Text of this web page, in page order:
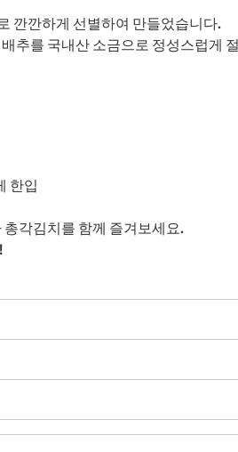
깐깐하게 선별하여 만들었습니다.
추를 국내산 소금으로 정성스럽게
한입
각김치를 함께 즐겨보세요.